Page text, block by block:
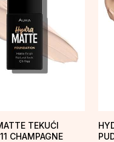
TEKUĆI
CHAMPAGNE